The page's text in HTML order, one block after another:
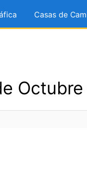
Casas de
Octubre